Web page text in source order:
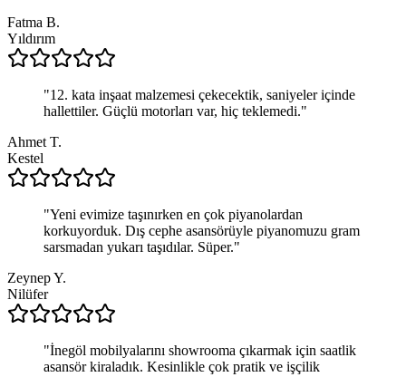
Fatma B.
Yıldırım
"12. kata inşaat malzemesi çekecektik, saniyeler içinde
hallettiler. Güçlü motorları var, hiç teklemedi."
Ahmet T.
Kestel
"Yeni evimize taşınırken en çok piyanolardan
korkuyorduk. Dış cephe asansörüyle piyanomuzu gram
sarsmadan yukarı taşıdılar. Süper."
Zeynep Y.
Nilüfer
"İnegöl mobilyalarını showrooma çıkarmak için saatlik
asansör kiraladık. Kesinlikle çok pratik ve işçilik